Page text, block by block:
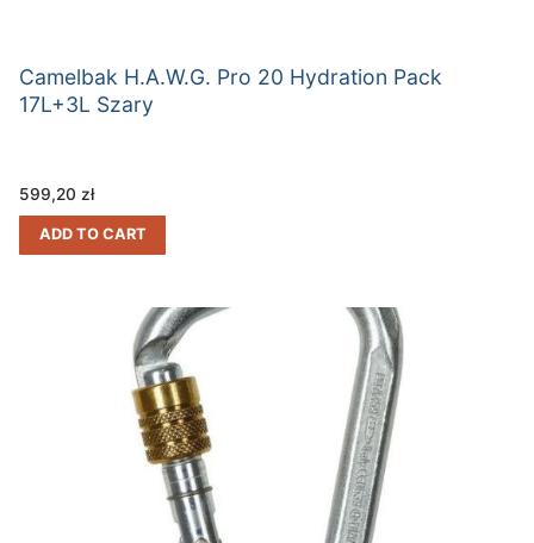
Camelbak H.A.W.G. Pro 20 Hydration Pack
17L+3L Szary
599,20 zł
ADD TO CART